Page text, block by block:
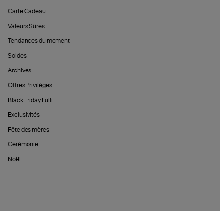
Carte Cadeau
Valeurs Sûres
Tendances du moment
Soldes
Archives
Offres Privilèges
Black Friday Lulli
Exclusivités
Fête des mères
Cérémonie
Noël